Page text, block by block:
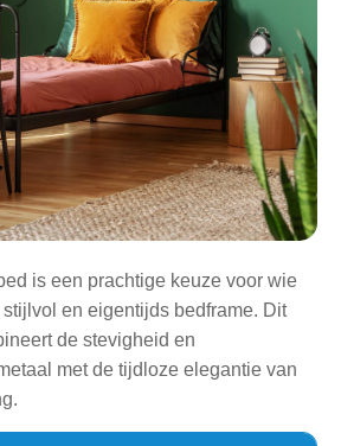
is een prachtige keuze voor wie
en eigentijds bedframe. Dit
de stevigheid en
met de tijdloze elegantie van